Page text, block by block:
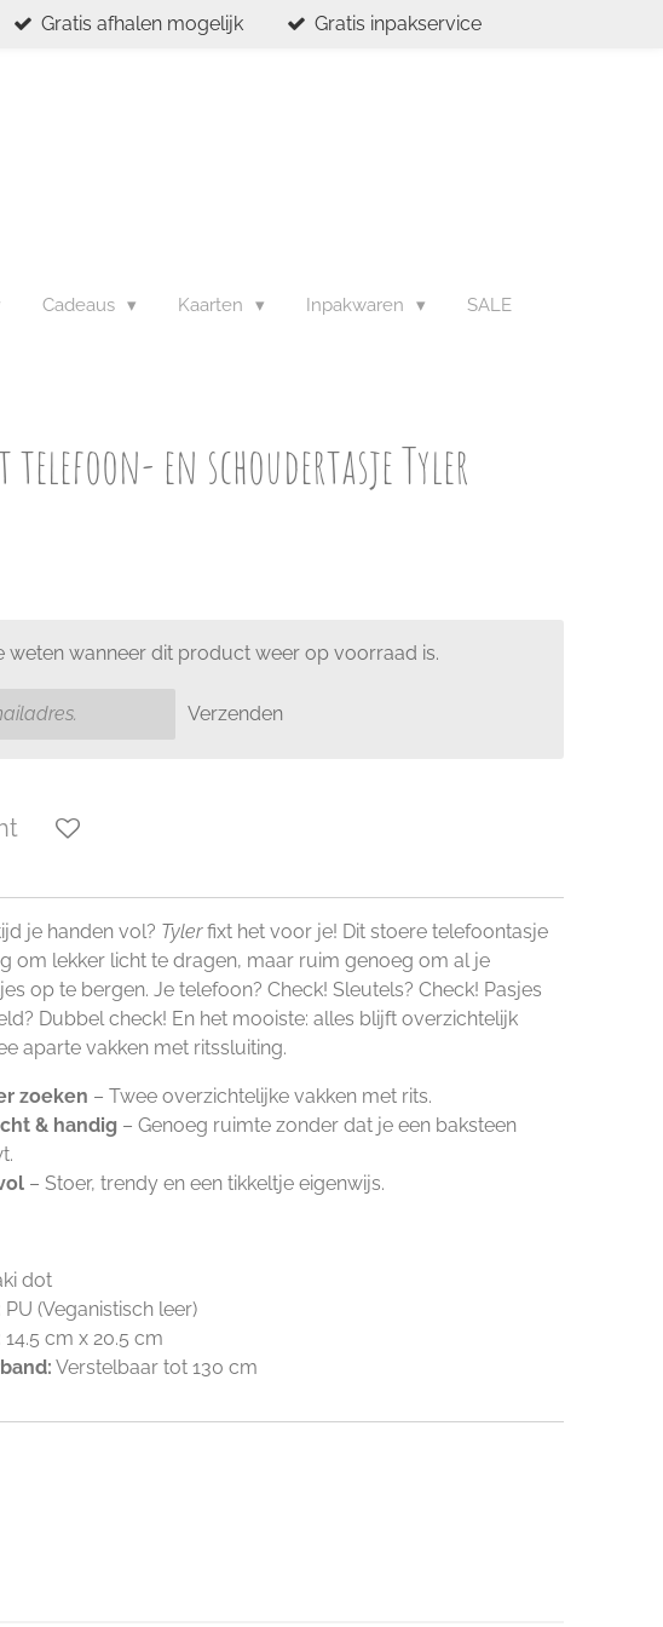
Gratis afhalen mogelijk Gratis inpakservice
Cadeaus Kaarten Inpakwaren SALE
telefoon- en schoudertasje Tyler
weten wanneer dit product weer op voorraad is.
Verzenden
je handen vol? Tylerfixt het voor je! Dit stoere telefoontasje
om lekker licht te dragen, maar ruim genoeg om al je
op te bergen. Je telefoon? Check! Sleutels? Check! Pasjes
Dubbel check! En het mooiste: alles blijft overzichtelijk
aparte vakken met ritssluiting.
zoeken – Twee overzichtelijke vakken met rits.
& handig – Genoeg ruimte zonder dat je een baksteen
– Stoer, trendy en een tikkeltje eigenwijs.
dot
PU (Veganistisch leer)
14.5 cm x 20.5 cm
Verstelbaar tot 130 cm